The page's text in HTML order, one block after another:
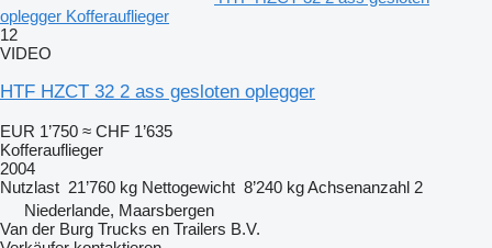
oplegger Kofferauflieger
12
VIDEO
HTF HZCT 32 2 ass gesloten oplegger
EUR 1’750 ≈ CHF 1’635
Kofferauflieger
2004
Nutzlast 21’760 kg Nettogewicht 8’240 kgAchsenanzahl 2
Niederlande, Maarsbergen
Van der Burg Trucks en Trailers B.V.